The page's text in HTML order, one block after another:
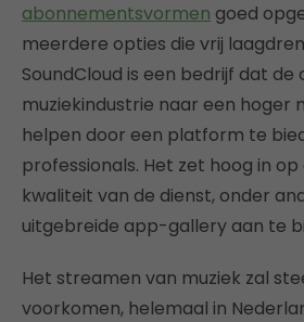
abonnementsvormen goed
meerdere opties die vrij
SoundCloud is een bedrijf dat
muziekindustrie naar een hoger
helpen door een platform te
professionals. Het zet hoog in
kwaliteit van de dienst, onder
uitgebreide app-gallery aan te
Het streamen van muziek zal
voorkomen, helemaal in